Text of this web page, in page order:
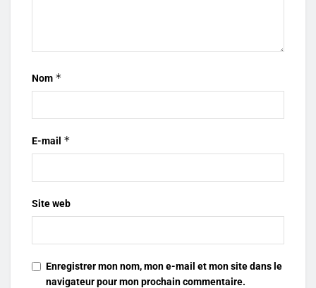
Nom *
E-mail *
Site web
Enregistrer mon nom, mon e-mail et mon site dans le
navigateur pour mon prochain commentaire.